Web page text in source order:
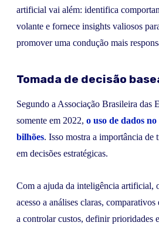
artificial vai além: identifica
volante e fornece insights valiosos
promover uma condução mais
Tomada de decisão
Segundo a Associação Brasileira das
somente em 2022, o uso de dados
bilhões. Isso mostra a importância de
em decisões estratégicas.
Com a ajuda da inteligência artificial,
acesso a análises claras,
a controlar custos, definir prioridades